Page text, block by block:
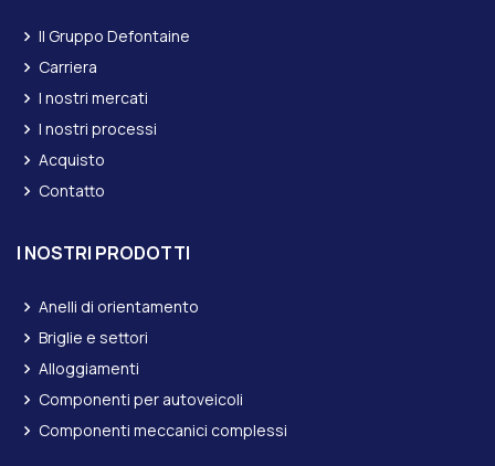
Il Gruppo Defontaine
Carriera
I nostri mercati
I nostri processi
Acquisto
Contatto
I NOSTRI PRODOTTI
Anelli di orientamento
Briglie e settori
Alloggiamenti
Componenti per autoveicoli
Componenti meccanici complessi